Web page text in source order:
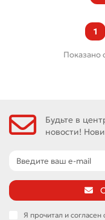
1
Показано
Будьте в
новости!
Я прочитал и согласен